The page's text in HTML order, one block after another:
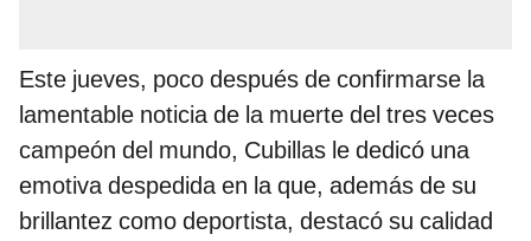
Este jueves, poco después de confirmarse la
lamentable noticia de la muerte del tres veces
campeón del mundo, Cubillas le dedicó una
emotiva despedida en la que, además de su
brillantez como deportista, destacó su calidad